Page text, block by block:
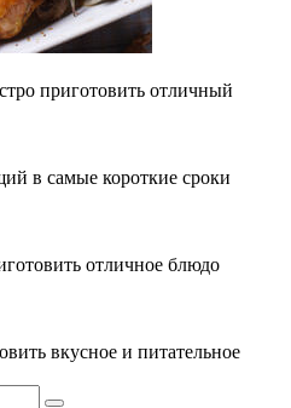
приготовить отличный
в самые короткие сроки
отличное блюдо
вкусное и питательное